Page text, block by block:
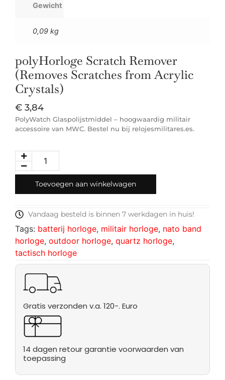
Gewicht
0,09 kg
polyHorloge Scratch Remover
(Removes Scratches from Acrylic
Crystals)
€ 3,84
PolyWatch Glaspolijstmiddel – hoogwaardig militair
accessoire van MWC. Bestel nu bij relojesmilitares.es.
Toevoegen aan winkelwagen
Vandaag besteld is binnen 7 werkdagen in huis!
Tags: batterij horloge, militair horloge, nato band
horloge, outdoor horloge, quartz horloge,
tactisch horloge
Gratis verzonden v.a. 120-. Euro
14 dagen retour garantie voorwaarden van
toepassing